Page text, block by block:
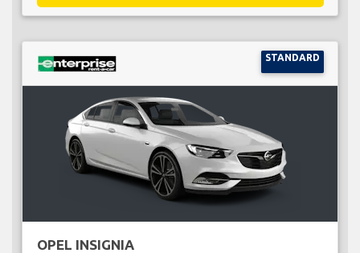
STANDARD
OPEL INSIGNIA